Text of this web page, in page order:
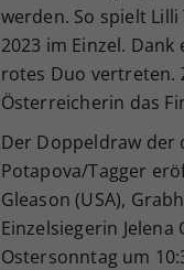
werden. So spielt
2023 im Einzel.
rotes Duo vertreten.
Österreicherin das
Der Doppeldraw der
Potapova/Tagger
Gleason (USA),
Einzelsiegerin
Ostersonntag um